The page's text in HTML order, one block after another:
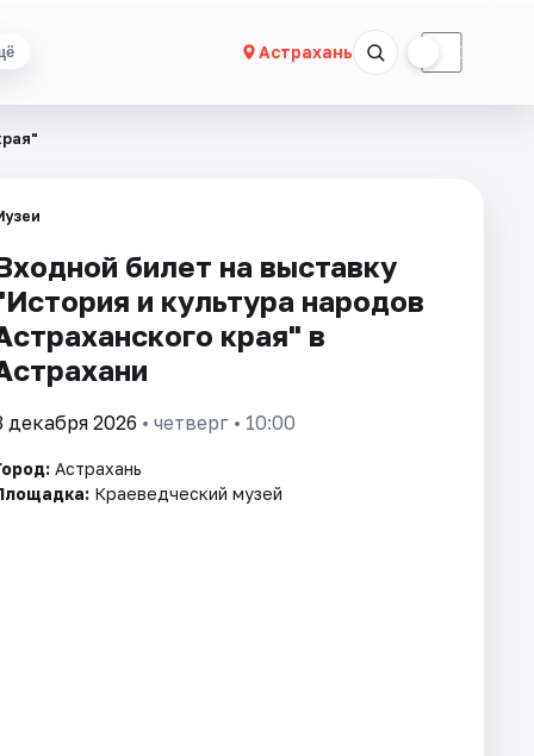
Астрахань ☾
билет на выставку
и культура народов
края" в
декабря 2026 • четверг • 10:00
Астрахань
Краеведческий музей